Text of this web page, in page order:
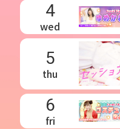
4
wed
5
thu
6
fri